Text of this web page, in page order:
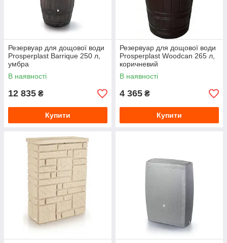
Резервуар для дощової води
Prosperplast Barrique 250 л,
умбра
В наявності
12 835 ₴
Купити
Резервуар для дощової води
Prosperplast Woodcan 265 л,
коричневий
В наявності
4 365 ₴
Купити